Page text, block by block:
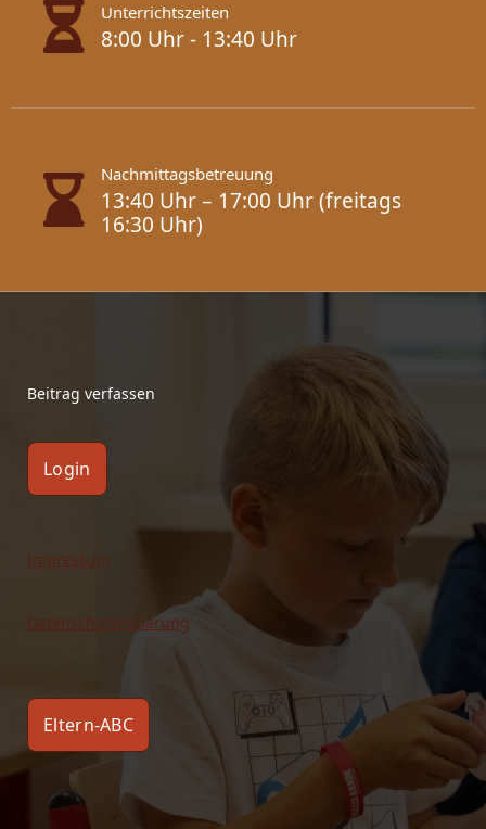
Unterrichtszeiten
8:00 Uhr - 13:40 Uhr
Nachmittagsbetreuung
13:40 Uhr – 17:00 Uhr (freitags
16:30 Uhr)
Beitrag verfassen
Login
Impressum
Datenschutzerklärung
Eltern-ABC